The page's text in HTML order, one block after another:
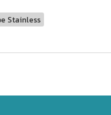
Stainless